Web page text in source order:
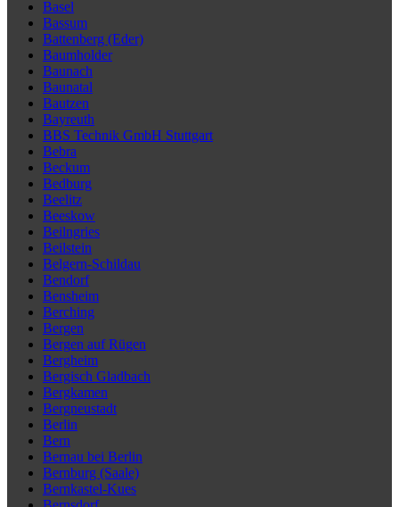
Basel
Bassum
Battenberg (Eder)
Baumholder
Baunach
Baunatal
Bautzen
Bayreuth
BBS Technik GmbH Stuttgart
Bebra
Beckum
Bedburg
Beelitz
Beeskow
Beilngries
Beilstein
Belgern-Schildau
Bendorf
Bensheim
Berching
Bergen
Bergen auf Rügen
Bergheim
Bergisch Gladbach
Bergkamen
Bergneustadt
Berlin
Bern
Bernau bei Berlin
Bernburg (Saale)
Bernkastel-Kues